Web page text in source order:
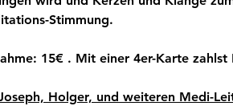
Stimmung.
15€ . Mit einer 4er-Karte
Holger, und weiteren Medi-